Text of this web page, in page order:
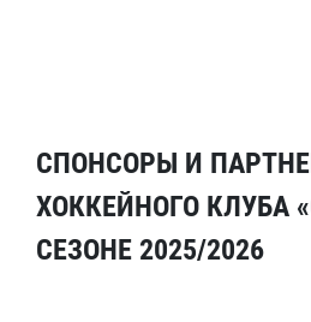
СПОНСОРЫ И
ХОККЕЙНОГО КЛУБА
СЕЗОНЕ 2025/2026